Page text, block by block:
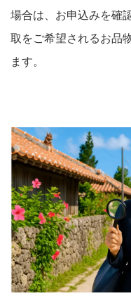
場合は、お申込みを確
取をご希望されるお品
ます。